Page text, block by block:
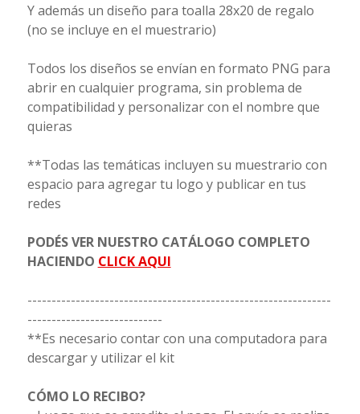
Y además un diseño para toalla 28x20 de regalo
(no se incluye en el muestrario)
Todos los diseños se envían en formato PNG para
abrir en cualquier programa, sin problema de
compatibilidad y personalizar con el nombre que
quieras
**Todas las temáticas incluyen su muestrario con
espacio para agregar tu logo y publicar en tus
redes
PODÉS VER NUESTRO CATÁLOGO COMPLETO
HACIENDO CLICK AQUI
---------------------------------------------------------------
----------------------------
**Es necesario contar con una computadora para
descargar y utilizar el kit
CÓMO LO RECIBO?